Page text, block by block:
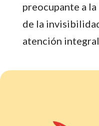
preocupante a
de la
atención